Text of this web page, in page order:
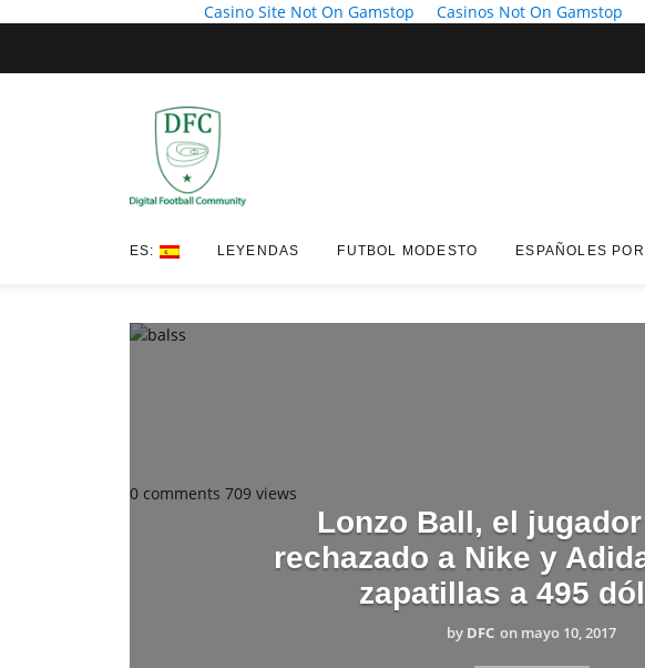
Casino Site Not On Gamstop Casinos Not On Gamstop
ES: LEYENDAS FUTBOL MODESTO ESPAÑOLES
0 comments 709 views
Lonzo Ball, el
rechazado a Nike y
zapatillas a 495
by DFC on mayo 10, 2017